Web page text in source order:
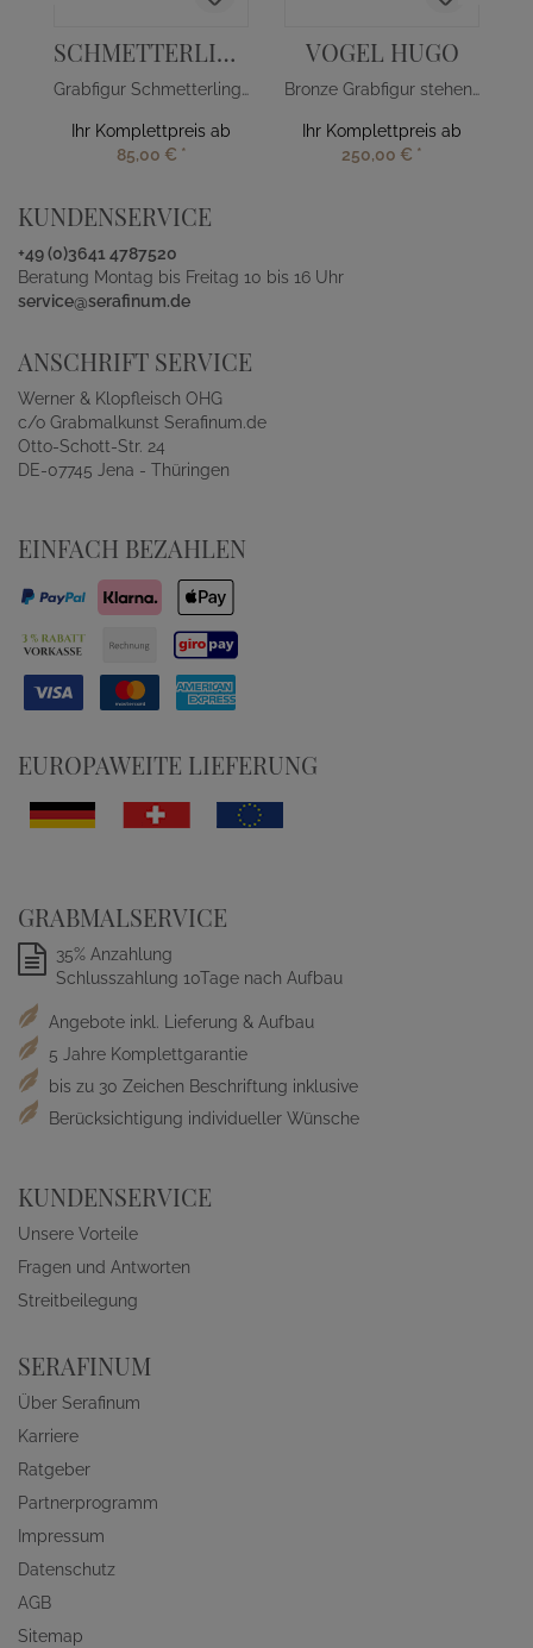
SCHMETTERLING PAN
Grabfigur Schmetterling Bronze/Alu
Ihr Komplettpreis ab
85,00 € *
VOGEL HUGO
Bronze Grabfigur stehender Vogel
Ihr Komplettpreis ab
250,00 € *
KUNDENSERVICE
+49 (0)3641 4787520
Beratung Montag bis Freitag 10 bis 16 Uhr
service@serafinum.de
ANSCHRIFT SERVICE
Werner & Klopfleisch OHG
c/o Grabmalkunst Serafinum.de
Otto-Schott-Str. 24
DE-07745 Jena - Thüringen
EINFACH BEZAHLEN
EUROPAWEITE LIEFERUNG
GRABMALSERVICE
35% Anzahlung
Schlusszahlung 10Tage nach Aufbau
Angebote inkl. Lieferung & Aufbau
5 Jahre Komplettgarantie
bis zu 30 Zeichen Beschriftung inklusive
Berücksichtigung individueller Wünsche
KUNDENSERVICE
Unsere Vorteile
Fragen und Antworten
Streitbeilegung
SERAFINUM
Über Serafinum
Karriere
Ratgeber
Partnerprogramm
Impressum
Datenschutz
AGB
Sitemap